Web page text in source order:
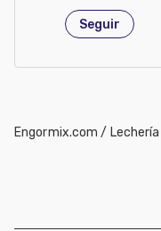
Perú
Seguir
Engormix.com / Lechería